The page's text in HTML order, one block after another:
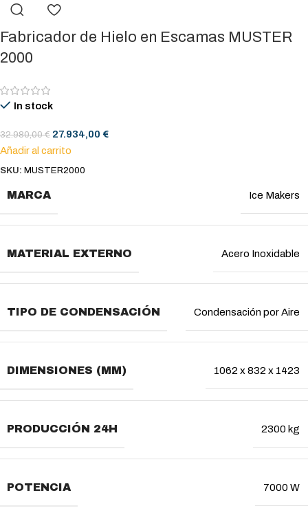
Fabricador de Hielo en Escamas MUSTER
2000
In stock
32.980,00€ 27.934,00 €
Añadir al carrito
SKU: MUSTER2000
MARCA Ice Makers
MATERIAL EXTERNO Acero Inoxidable
TIPO DE CONDENSACIÓN Condensación por Aire
DIMENSIONES (MM) 1062 x 832 x 1423
PRODUCCIÓN 24H 2300 kg
POTENCIA 7000 W